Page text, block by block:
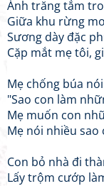
Ánh trăng tắm
Giữa khu rừng
Sương dày đặc
Cặp mắt mẹ tôi,
Mẹ chống búa
"Sao con làm
Mẹ muốn con
Mẹ nói nhiều sao
Con bỏ nhà đi
Lấy trộm cướp